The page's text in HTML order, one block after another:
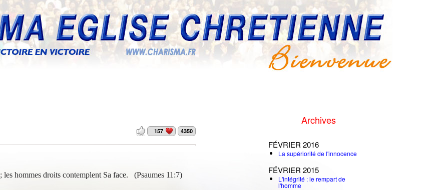
157 4350
; les hommes droits contemplent Sa face. (Psaumes 11:7)
Archives
FÉVRIER 2016
La supériorité de l'innocence
FÉVRIER 2015
L'intégrité : le rempart de
l'homme